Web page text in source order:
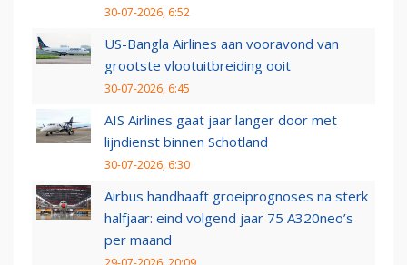
30-07-2026, 6:52
US-Bangla Airlines aan vooravond van
grootste vlootuitbreiding ooit
30-07-2026, 6:45
AIS Airlines gaat jaar langer door met
lijndienst binnen Schotland
30-07-2026, 6:30
Airbus handhaaft groeiprognoses na sterk
halfjaar: eind volgend jaar 75 A320neo’s
per maand